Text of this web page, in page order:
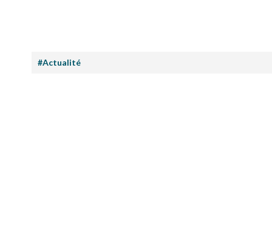
#Actualité